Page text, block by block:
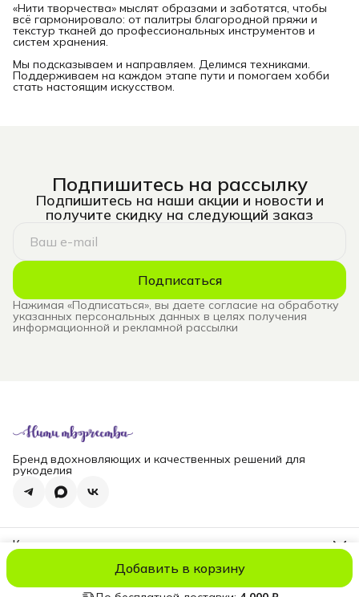
Добавить в корзину
«Нити творчества» мыслят образами и заботятся, чтобы
всё гармонировало: от палитры благородной пряжи и
текстур тканей до профессиональных инструментов и
систем хранения.
Мы подсказываем и направляем. Делимся техниками.
Поддерживаем на каждом этапе пути и помогаем хобби
стать настоящим искусством.
Подпишитесь на рассылку
Подпишитесь на наши акции и новости и
получите скидку на следующий заказ
Подписаться
Нажимая «Подписаться», вы даете согласие на обработку
указанных персональных данных в целях получения
информационной и рекламной рассылки
Бренд вдохновляющих и качественных решений для
рукоделия
Контакты
Эл. почта
© niti_liveОплатаДоставкаПравила возвратаРеквизиты